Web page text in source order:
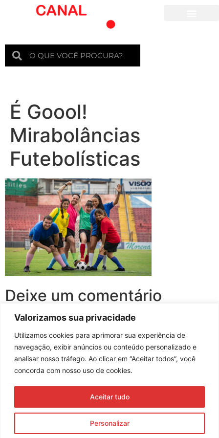
Valorizamos sua privacidade
Utilizamos cookies para aprimorar sua experiência de
navegação, exibir anúncios ou conteúdo personalizado e
analisar nosso tráfego. Ao clicar em “Aceitar todos”, você
concorda com nosso uso de cookies.
Personalizar
Aceitar tudo
É Goool!
Mirabolâncias
Futebolísticas
Deixe um comentário
Você precisa fazer o loginpara publicar um comentário.
Assine nossa newsletter
Enviar